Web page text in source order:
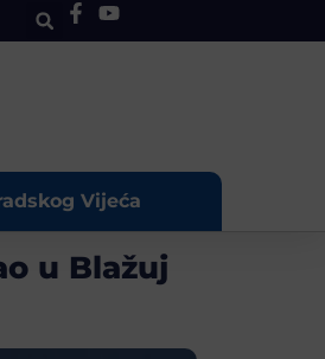
Vijeća
u Blažuj